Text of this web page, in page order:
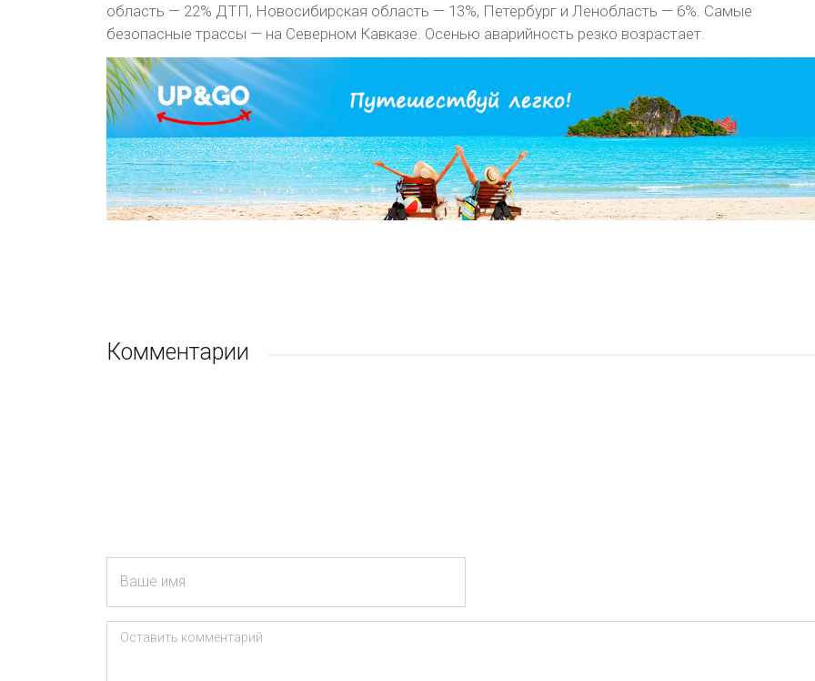
область — 22% ДТП, Новосибирская область — 13%, Петербург и Ленобласть — 6%. Самые
безопасные трассы — на Северном Кавказе. Осенью аварийность резко возрастает.
Комментарии
Ваше имя
Оставить комментарий